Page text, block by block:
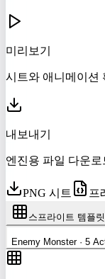
미리보기
시트와 애니메이션
내보내기
엔진용 파일 다운로
PNG 시트 프
스프라이트 템플릿
Enemy Monster · 5